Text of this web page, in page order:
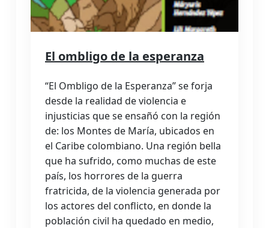
El ombligo de la esperanza
“El Ombligo de la Esperanza” se forja
desde la realidad de violencia e
injusticias que se ensañó con la región
de: los Montes de María, ubicados en
el Caribe colombiano. Una región bella
que ha sufrido, como muchas de este
país, los horrores de la guerra
fratricida, de la violencia generada por
los actores del conflicto, en donde la
población civil ha quedado en medio,